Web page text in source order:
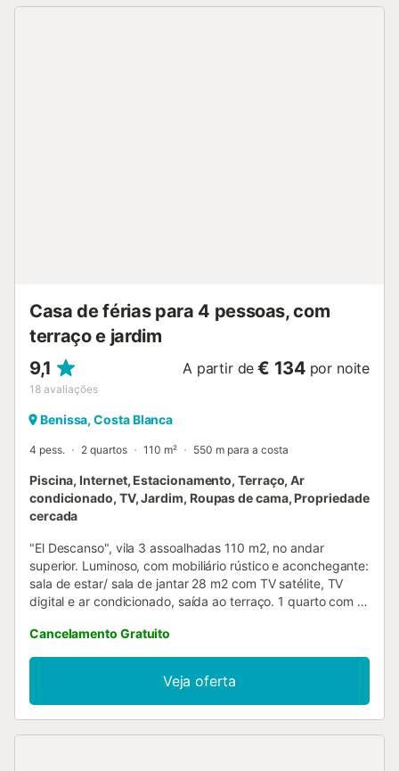
Casa de férias para 4 pessoas, com
terraço e jardim
9,1
18 avaliações
A partir de € 134 por noite
Benissa, Costa Blanca
4 pess. 2 quartos 110 m² 550 m para a costa
Piscina, Internet, Estacionamento, Terraço, Ar
condicionado, TV, Jardim, Roupas de cama, Propriedade
cercada
"El Descanso", vila 3 assoalhadas 110 m2, no andar
superior. Luminoso, com mobiliário rústico e aconchegante:
sala de estar/ sala de jantar 28 m2 com TV satélite, TV
digital e ar condicionado, saída ao terraço. 1 quarto com 1
duche/WC e ar condicionado. 1 quarto com 2 camas (90
cm, 200 cm de comprimento), ar condicionado. Cozinha
(forno, Máquina de lavar loiçã, microondas, congelador),
saída ao terraço. Duche/WC. Pérgula. Móveis de terraço,
churrasqueira, espreguiçadeira. Vista ao mar. O alojamento
Cancelamento Gratuito
Veja oferta